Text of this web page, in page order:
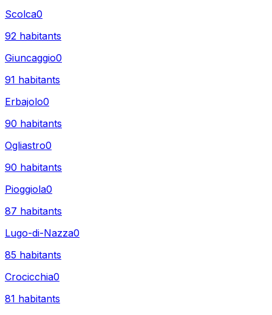
Scolca0
92 habitants
Giuncaggio0
91 habitants
Erbajolo0
90 habitants
Ogliastro0
90 habitants
Pioggiola0
87 habitants
Lugo-di-Nazza0
85 habitants
Crocicchia0
81 habitants